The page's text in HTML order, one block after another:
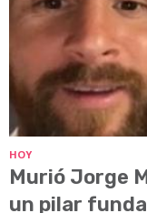
HOY
Murió Jorge
un pilar